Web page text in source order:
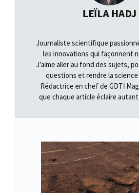
LEÏLA HADJ
Journaliste scientifique
les innovations qui façonnent
J’aime aller au fond des sujets,
questions et rendre la science
Rédactrice en chef de GDTI
que chaque article éclaire